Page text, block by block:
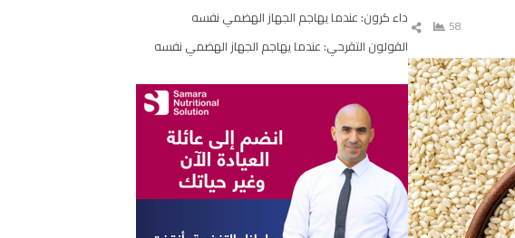
58
شارك
المقال
داء كرون: عندما يهاجم الجهاز الهضمي نفسه
القولون التقرحي: عندما يهاجم الجهاز الهضمي نفسه